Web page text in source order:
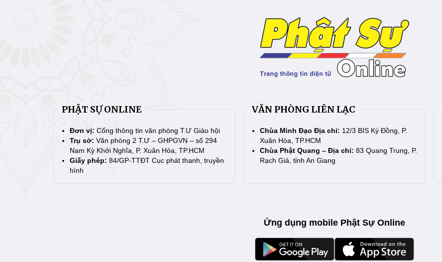
PHẬT SỰ ONLINE
Đơn vị: Cổng thông tin văn phòng T.Ư Giáo hội
Trụ sở: Văn phòng 2 T.Ư – GHPGVN – số 294
Nam Kỳ Khởi Nghĩa, P. Xuân Hòa, TP.HCM
Giấy phép: 84/GP-TTĐT Cục phát thanh, truyền
hình
VĂN PHÒNG LIÊN LẠC
Chùa Minh Đạo Địa chỉ: 12/3 BIS Kỳ Đồng, P.
Xuân Hòa, TP.HCM
Chùa Phật Quang – Địa chỉ: 83 Quang Trung, P.
Rạch Giá, tỉnh An Giang
Ứng dụng mobile Phật Sự Online